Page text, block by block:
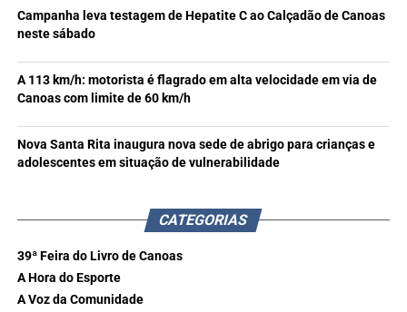
Campanha leva testagem de Hepatite C ao Calçadão de Canoas
neste sábado
A 113 km/h: motorista é flagrado em alta velocidade em via de
Canoas com limite de 60 km/h
Nova Santa Rita inaugura nova sede de abrigo para crianças e
adolescentes em situação de vulnerabilidade
CATEGORIAS
39ª Feira do Livro de Canoas
A Hora do Esporte
A Voz da Comunidade